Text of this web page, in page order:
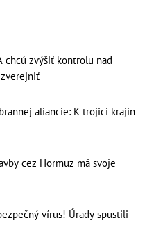
chcú zvýšiť kontrolu nad
zverejniť
aliancie: K trojici krajín
cez Hormuz má svoje
vírus! Úrady spustili